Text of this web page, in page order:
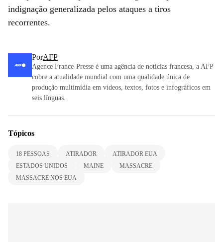
indignação generalizada pelos ataques a tiros
recorrentes.
PorAFP
Agence France-Presse é uma agência de notícias francesa, a AFP
cobre a atualidade mundial com uma qualidade única de
produção multimídia em vídeos, textos, fotos e infográficos em
seis línguas.
Tópicos
18 PESSOAS ATIRADOR
ATIRADOR EUA
ESTADOS UNIDOS
MAINE
MASSACRE
MASSACRE NOS EUA